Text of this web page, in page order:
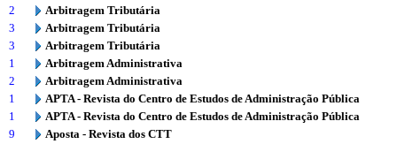
2
Arbitragem Tributária
3
Arbitragem Tributária
3
Arbitragem Tributária
1
Arbitragem Administrativa
2
Arbitragem Administrativa
1
APTA - Revista do Centro de Estudos de Administração Pública
1
APTA - Revista do Centro de Estudos de Administração Pública
9
Aposta - Revista dos CTT